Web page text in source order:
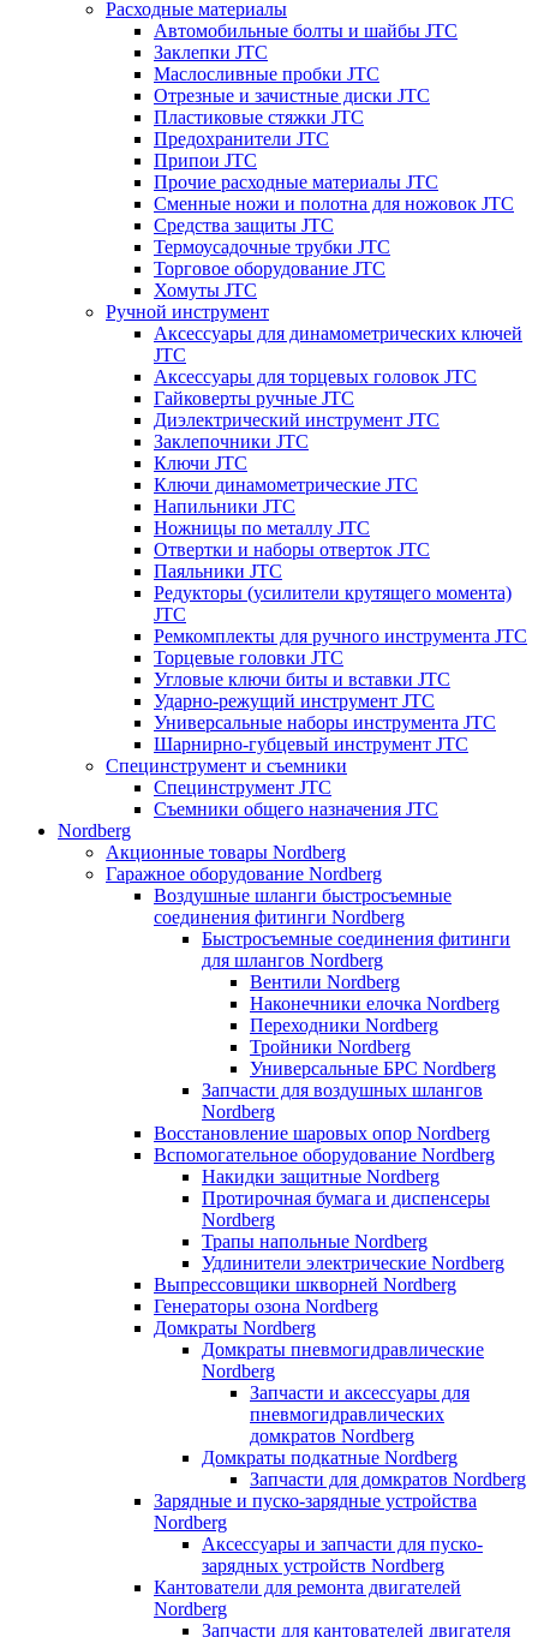
Расходные материалы
Автомобильные болты и шайбы JTC
Заклепки JTC
Маслосливные пробки JTC
Отрезные и зачистные диски JTC
Пластиковые стяжки JTC
Предохранители JTC
Припои JTC
Прочие расходные материалы JTC
Сменные ножи и полотна для ножовок JTC
Средства защиты JTC
Термоусадочные трубки JTC
Торговое оборудование JTC
Хомуты JTC
Ручной инструмент
Аксессуары для динамометрических ключей
JTC
Аксессуары для торцевых головок JTC
Гайковерты ручные JTC
Диэлектрический инструмент JTC
Заклепочники JTC
Ключи JTC
Ключи динамометрические JTC
Напильники JTC
Ножницы по металлу JTC
Отвертки и наборы отверток JTC
Паяльники JTC
Редукторы (усилители крутящего момента)
JTC
Ремкомплекты для ручного инструмента JTC
Торцевые головки JTC
Угловые ключи биты и вставки JTC
Ударно-режущий инструмент JTC
Универсальные наборы инструмента JTC
Шарнирно-губцевый инструмент JTC
Специнструмент и съемники
Специнструмент JTC
Съемники общего назначения JTC
Nordberg
Акционные товары Nordberg
Гаражное оборудование Nordberg
Воздушные шланги быстросъемные
соединения фитинги Nordberg
Быстросъемные соединения фитинги
для шлангов Nordberg
Вентили Nordberg
Наконечники елочка Nordberg
Переходники Nordberg
Тройники Nordberg
Универсальные БРС Nordberg
Запчасти для воздушных шлангов
Nordberg
Восстановление шаровых опор Nordberg
Вспомогательное оборудование Nordberg
Накидки защитные Nordberg
Протирочная бумага и диспенсеры
Nordberg
Трапы напольные Nordberg
Удлинители электрические Nordberg
Выпрессовщики шкворней Nordberg
Генераторы озона Nordberg
Домкраты Nordberg
Домкраты пневмогидравлические
Nordberg
Запчасти и аксессуары для
пневмогидравлических
домкратов Nordberg
Домкраты подкатные Nordberg
Запчасти для домкратов Nordberg
Зарядные и пуско-зарядные устройства
Nordberg
Аксессуары и запчасти для пуско-
зарядных устройств Nordberg
Кантователи для ремонта двигателей
Nordberg
Запчасти для кантователей двигателя